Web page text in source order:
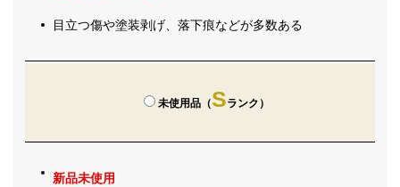
目立つ傷や塗装剥げ、落下痕などが多数ある
未使用品（Sランク）
新品未使用